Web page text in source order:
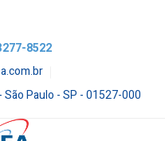
8522
Paulo - SP - 01527-000